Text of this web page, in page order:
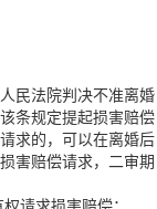
民法院判决不准离婚
条规定提起损害赔偿
求的，可以在离婚后
害赔偿请求，二审期